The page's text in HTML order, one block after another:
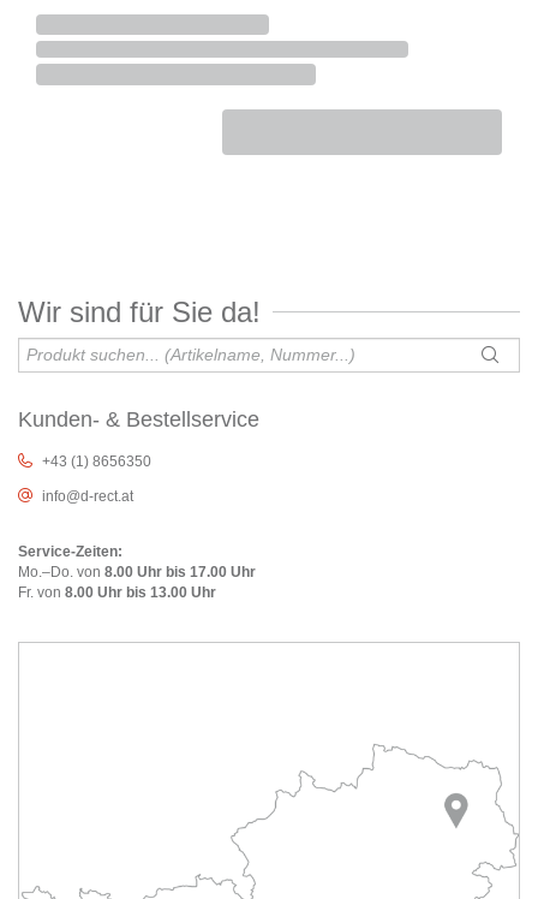
Wir sind für Sie da!
Kunden- & Bestellservice
+43 (1) 8656350
info@d-rect.at
Service-Zeiten:
Mo.–Do. von 8.00 Uhr bis 17.00 Uhr
Fr. von 8.00 Uhr bis 13.00 Uhr